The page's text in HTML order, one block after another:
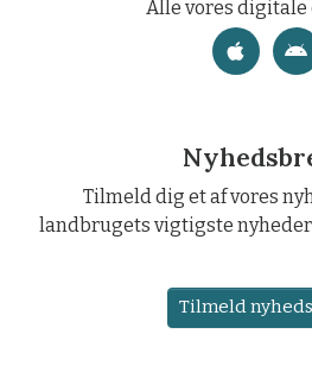
Alle vores digitale
Tilmeld dig et af vores
landbrugets vigtigste
Tilmeld